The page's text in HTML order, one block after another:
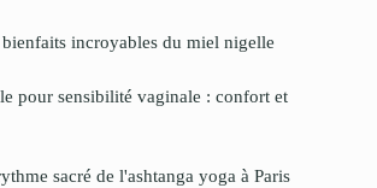
incroyables du miel nigelle
pour sensibilité vaginale : confort et
sacré de l'ashtanga yoga à Paris